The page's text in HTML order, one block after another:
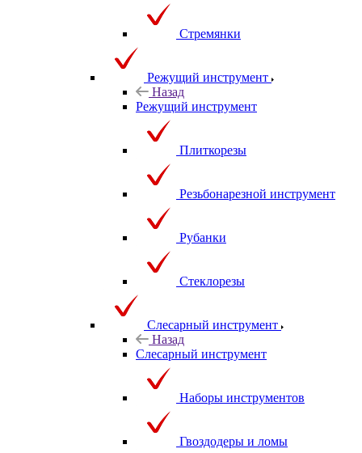
Стремянки
Режущий инструмент
Назад
Режущий инструмент
Плиткорезы
Резьбонарезной инструмент
Рубанки
Стеклорезы
Слесарный инструмент
Назад
Слесарный инструмент
Наборы инструментов
Гвоздодеры и ломы